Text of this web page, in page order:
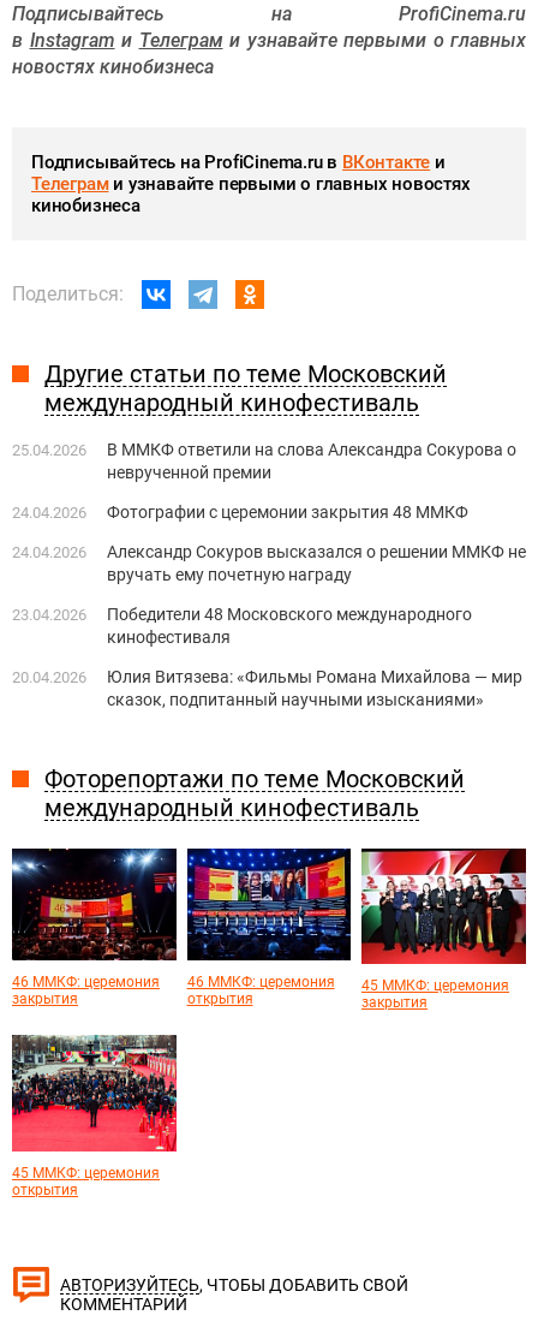
Подписывайтесь на ProfiCinema.ru
в Instagram и Телеграм и узнавайте первыми о главных
новостях кинобизнеса
Подписывайтесь на ProfiCinema.ru в ВКонтакте и
Телеграми узнавайте первыми о главных новостях
кинобизнеса
Поделиться:
Другие статьи по теме Московский
международный кинофестиваль
25.04.2026
В ММКФ ответили на слова Александра Сокурова о
неврученной премии
24.04.2026 Фотографии с церемонии закрытия 48 ММКФ
24.04.2026
Александр Сокуров высказался о решении ММКФ не
вручать ему почетную награду
23.04.2026
Победители 48 Московского международного
кинофестиваля
20.04.2026
Юлия Витязева: «Фильмы Романа Михайлова — мир
сказок, подпитанный научными изысканиями»
Фоторепортажи по теме Московский
международный кинофестиваль
46 ММКФ: церемония
закрытия
46 ММКФ: церемония
открытия
45 ММКФ: церемония
закрытия
45 ММКФ: церемония
открытия
АВТОРИЗУЙТЕСЬ, ЧТОБЫ ДОБАВИТЬ СВОЙ
КОММЕНТАРИЙ